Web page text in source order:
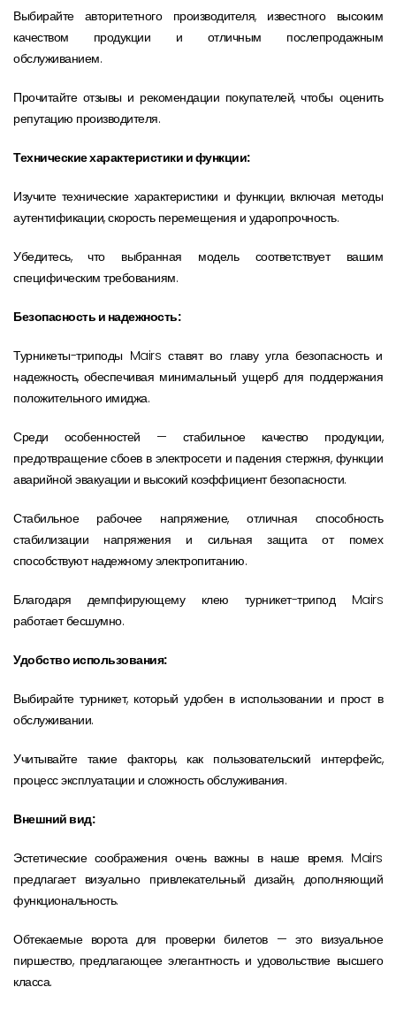
Выбирайте авторитетного производителя, известного высоким
качеством продукции и отличным послепродажным
обслуживанием.
Прочитайте отзывы и рекомендации покупателей, чтобы оценить
репутацию производителя.
Технические характеристики и функции:
Изучите технические характеристики и функции, включая методы
аутентификации, скорость перемещения и ударопрочность.
Убедитесь, что выбранная модель соответствует вашим
специфическим требованиям.
Безопасность и надежность:
Турникеты-триподы Mairs ставят во главу угла безопасность и
надежность, обеспечивая минимальный ущерб для поддержания
положительного имиджа.
Среди особенностей — стабильное качество продукции,
предотвращение сбоев в электросети и падения стержня, функции
аварийной эвакуации и высокий коэффициент безопасности.
Стабильное рабочее напряжение, отличная способность
стабилизации напряжения и сильная защита от помех
способствуют надежному электропитанию.
Благодаря демпфирующему клею турникет-трипод Mairs
работает бесшумно.
Удобство использования:
Выбирайте турникет, который удобен в использовании и прост в
обслуживании.
Учитывайте такие факторы, как пользовательский интерфейс,
процесс эксплуатации и сложность обслуживания.
Внешний вид:
Эстетические соображения очень важны в наше время. Mairs
предлагает визуально привлекательный дизайн, дополняющий
функциональность.
Обтекаемые ворота для проверки билетов — это визуальное
пиршество, предлагающее элегантность и удовольствие высшего
класса.